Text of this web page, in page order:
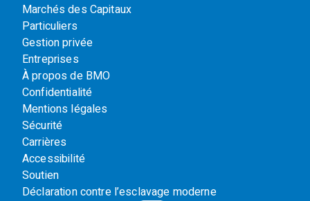
Marchés des Capitaux
Particuliers
Gestion privée
Entreprises
À propos de BMO
Confidentialité
Mentions légales
Sécurité
Carrières
Accessibilité
Soutien
Déclaration contre l’esclavage moderne